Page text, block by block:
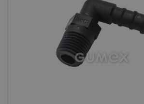
Další pryžové a plastové výrobky
Centrum poptávek